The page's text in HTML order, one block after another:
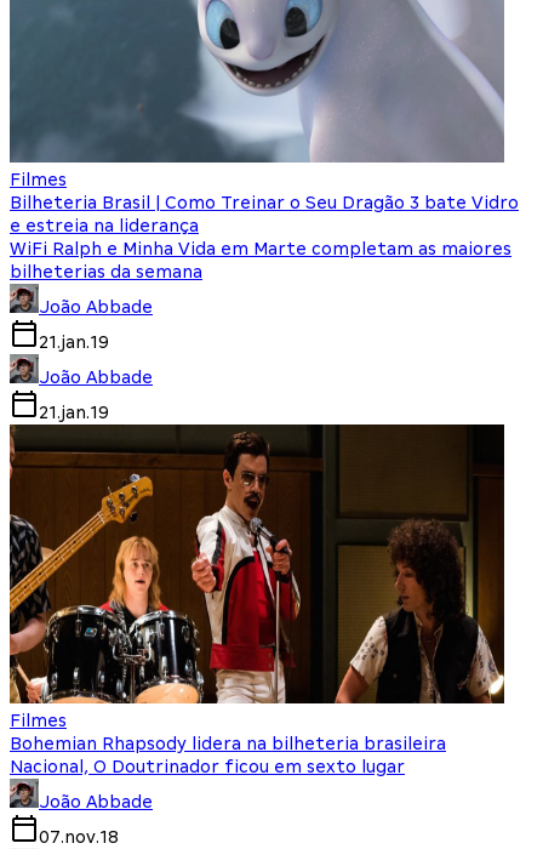
Filmes
Bilheteria Brasil | Como Treinar o Seu Dragão 3 bate Vidro
e estreia na liderança
WiFi Ralph e Minha Vida em Marte completam as maiores
bilheterias da semana
João Abbade
21.jan.19
João Abbade
21.jan.19
Filmes
Bohemian Rhapsody lidera na bilheteria brasileira
Nacional, O Doutrinador ficou em sexto lugar
João Abbade
07.nov.18